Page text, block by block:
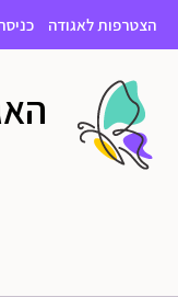
הצטרפות לאגודה